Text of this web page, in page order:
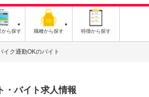
から探す 職種から探す 特徴から探す
イク通勤OKのバイト
・バイト求人情報